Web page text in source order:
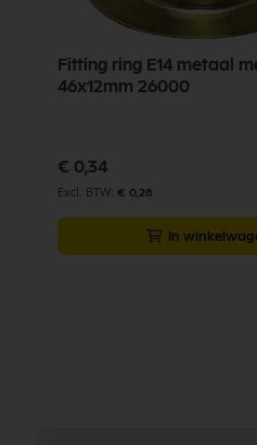
Fitting ring E14 metaal
46x12mm 26000
€ 0,34
€ 0,28
In